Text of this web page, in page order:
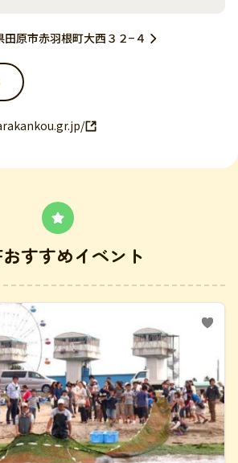
田原市赤羽根町大西３２−４
すすめイベント